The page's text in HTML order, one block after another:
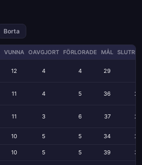
Borta
VUNNA OAVGJORT FÖRLORADE MÅL
12 4 4 29
11 4 5 36 25
11 3 6 37 29
10 5 5 34 22
10 5 5 39 30